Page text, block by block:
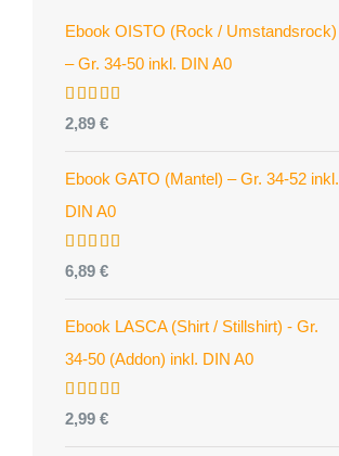
Ebook OISTO (Rock / Umstandsrock)
– Gr. 34-50 inkl. DIN A0
Bewertet
mit4.96
von 5
2,89 €
Ebook GATO (Mantel) – Gr. 34-52 inkl.
DIN A0
Bewertet
mit5.00
von 5
6,89 €
Ebook LASCA (Shirt / Stillshirt) - Gr.
34-50 (Addon) inkl. DIN A0
Bewertet
mit5.00
von 5
2,99 €